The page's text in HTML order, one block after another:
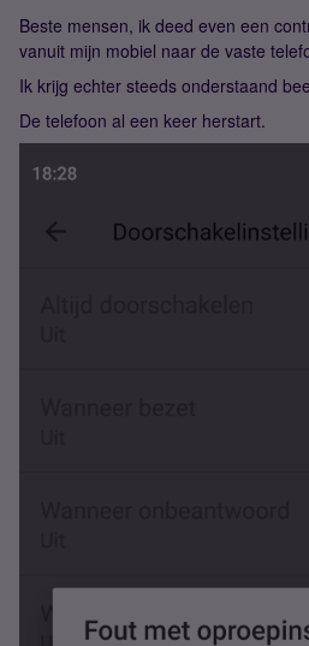
Beste mensen, ik deed even een
vanuit mijn mobiel naar de vaste
Ik krijg echter steeds onderstaand
De telefoon al een keer herstart.